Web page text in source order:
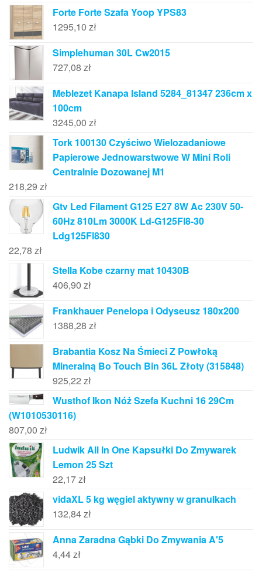
Forte Forte Szafa Yoop YPS83
1295,10 zł
Simplehuman 30L Cw2015
727,08 zł
Meblezet Kanapa Island 5284_81347 236cm x
100cm
3245,00 zł
Tork 100130 Czyściwo Wielozadaniowe
Papierowe Jednowarstwowe W Mini Roli
Centralnie Dozowanej M1
218,29 zł
Gtv Led Filament G125 E27 8W Ac 230V 50-
60Hz 810Lm 3000K Ld-G125Fl8-30
Ldg125Fl830
22,78 zł
Stella Kobe czarny mat 10430B
406,90 zł
Frankhauer Penelopa i Odyseusz 180x200
1388,28 zł
Brabantia Kosz Na Śmieci Z Powłoką
Mineralną Bo Touch Bin 36L Złoty (315848)
925,22 zł
Wusthof Ikon Nóż Szefa Kuchni 16 29Cm
(W1010530116)
807,00 zł
Ludwik All In One Kapsułki Do Zmywarek
Lemon 25 Szt
22,17zł
vidaXL 5 kg węgiel aktywny w granulkach
132,84zł
Anna Zaradna Gąbki Do Zmywania A'5
4,44zł